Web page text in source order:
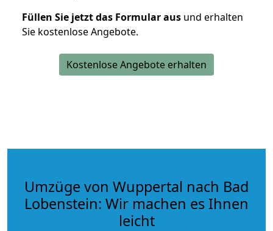
Füllen Sie jetzt das Formular aus und erhalten
Sie kostenlose Angebote.
Kostenlose Angebote erhalten
Umzüge von Wuppertal nach Bad
Lobenstein: Wir machen es Ihnen
leicht